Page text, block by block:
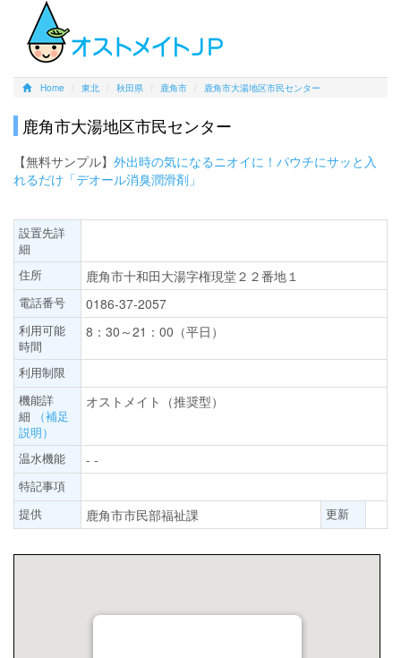
Home 東北 秋田県 鹿角市 鹿角市大湯地区市民センター
鹿角市大湯地区市民センター
【無料サンプル】 外出時の気になるニオイに！パウチにサッと入
れるだけ「デオール消臭潤滑剤」
設置先詳
細
住所
鹿角市十和田大湯字権現堂２２番地１
電話番号 0186-37-2057
利用可能
時間
8：30～21：00（平日）
利用制限
機能詳
細
（補足
説明）
オストメイト（推奨型）
温水機能 - -
特記事項
提供
鹿角市市民部福祉課 更新